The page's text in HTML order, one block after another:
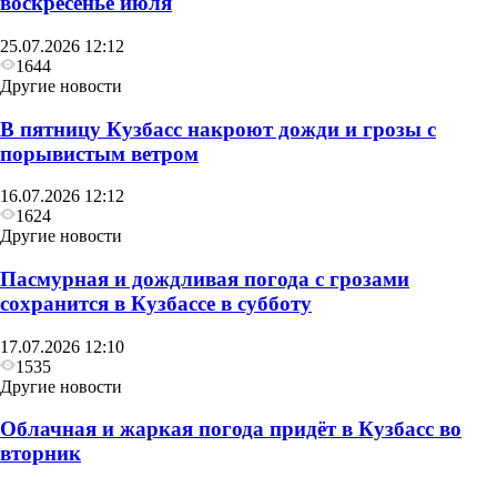
25.07.2026 12:12
1644
Другие новости
В пятницу Кузбасс накроют дожди и грозы с
порывистым ветром
16.07.2026 12:12
1624
Другие новости
Пасмурная и дождливая погода с грозами
сохранится в Кузбассе в субботу
17.07.2026 12:10
1535
Другие новости
Облачная и жаркая погода придёт в Кузбасс во
вторник